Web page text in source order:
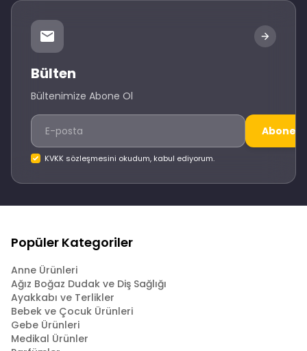
Bülten
Bültenimize Abone Ol
Abone
KVKK sözleşmesini okudum, kabul ediyorum.
Popüler Kategoriler
Anne Ürünleri
Ağız Boğaz Dudak ve Diş Sağlığı
Ayakkabı ve Terlikler
Bebek ve Çocuk Ürünleri
Gebe Ürünleri
Medikal Ürünler